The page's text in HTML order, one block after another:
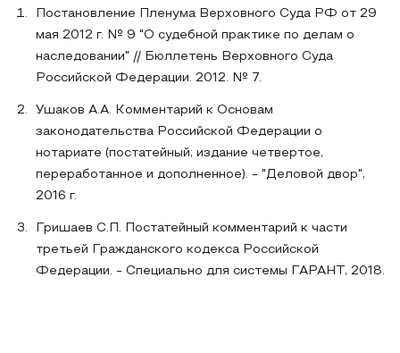
Постановление Пленума Верховного Суда РФ от 29
мая 2012 г. № 9 "О судебной практике по делам о
наследовании" // Бюллетень Верховного Суда
Российской Федерации. 2012. № 7.
Ушаков А.А. Комментарий к Основам
законодательства Российской Федерации о
нотариате (постатейный; издание четвертое,
переработанное и дополненное). - "Деловой двор",
2016 г.
Гришаев С.П. Постатейный комментарий к части
третьей Гражданского кодекса Российской
Федерации. - Специально для системы ГАРАНТ, 2018.